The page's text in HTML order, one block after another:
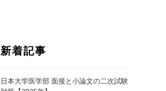
新着記事
日本大学医学部 面接と小論文の二次試験